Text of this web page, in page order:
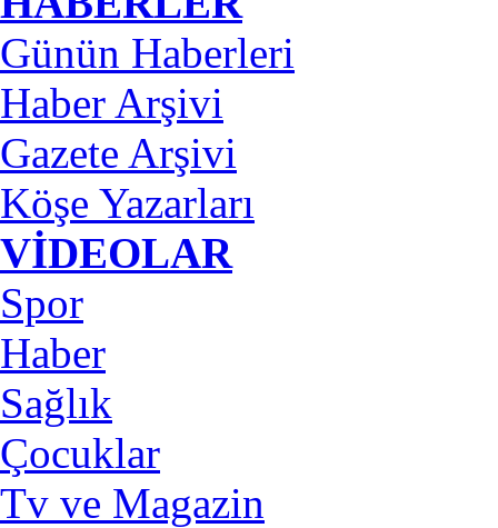
Günün Haberleri
Haber Arşivi
Gazete Arşivi
Köşe Yazarları
VİDEOLAR
Spor
Haber
Sağlık
Çocuklar
Tv ve Magazin